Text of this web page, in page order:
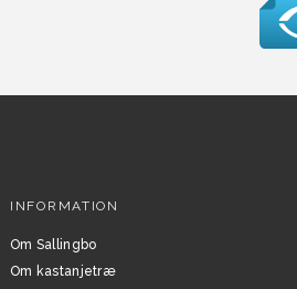
INFORMATION
Om Sallingbo
Om kastanjetræ